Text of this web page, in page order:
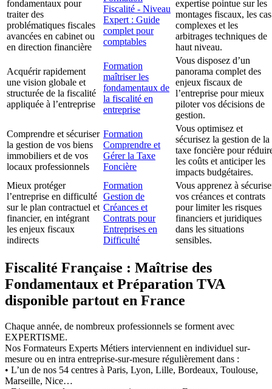
fondamentaux pour
traiter des
problématiques fiscales
avancées en cabinet ou
en direction financière
Fiscalité - Niveau
Expert : Guide
complet pour
comptables
expertise pointue sur les
montages fiscaux, les cas
complexes et les
arbitrages techniques de
haut niveau.
Acquérir rapidement
une vision globale et
structurée de la fiscalité
appliquée à l’entreprise
Formation
maîtriser les
fondamentaux de
la fiscalité en
entreprise
Vous disposez d’un
panorama complet des
enjeux fiscaux de
l’entreprise pour mieux
piloter vos décisions de
gestion.
Comprendre et sécuriser
la gestion de vos biens
immobiliers et de vos
locaux professionnels
Formation
Comprendre et
Gérer la Taxe
Foncière
Vous optimisez et
sécurisez la gestion de la
taxe foncière pour
les coûts et anticiper les
impacts budgétaires.
Mieux protéger
l’entreprise en difficulté
sur le plan contractuel et
financier, en intégrant
les enjeux fiscaux
indirects
Formation
Gestion de
Créances et
Contrats pour
Entreprises en
Difficulté
Vous apprenez à
vos créances et contrats
pour limiter les risques
financiers et juridiques
dans les situations
sensibles.
Fiscalité Française : Maîtrise des
Fondamentaux et Préparation TVA
disponible partout en France
Chaque année, de nombreux professionnels se forment avec
EXPERTISME.
Nos Formateurs Experts Métiers interviennent en individuel sur-
mesure ou en intra entreprise-sur-mesure régulièrement dans :
• L’un de nos 54 centres à Paris, Lyon, Lille, Bordeaux, Toulouse,
Marseille, Nice…